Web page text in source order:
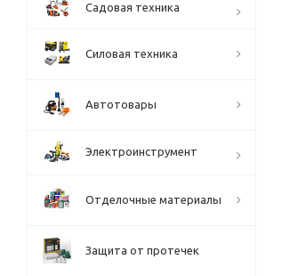
Садовая техника
Силовая техника
Автотовары
Электроинструмент
Отделочные материалы
Защита от протечек